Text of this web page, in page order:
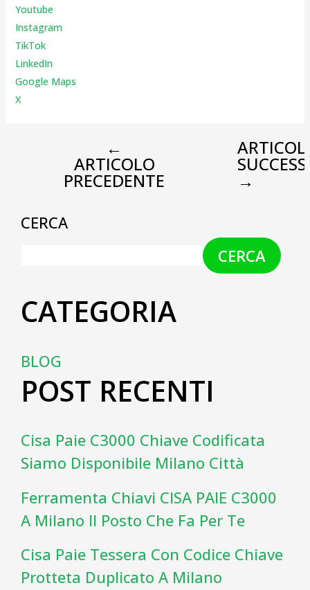
Youtube
Instagram
TikTok
LinkedIn
Google Maps
X
←
ARTICOLO
PRECEDENTE →
CERCA
CERCA
CATEGORIA
BLOG
POST RECENTI
Cisa Paie C3000 Chiave Codificata
Siamo Disponibile Milano Città
Ferramenta Chiavi CISA PAIE C3000
A Milano Il Posto Che Fa Per Te
Cisa Paie Tessera Con Codice Chiave
Protteta Duplicato A Milano